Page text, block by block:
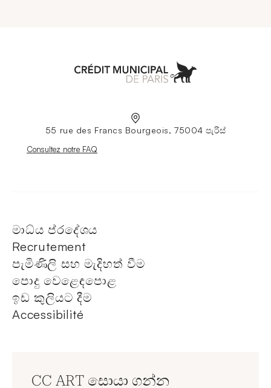
55 rue des Francs Bourgeois, 75004 පැරිස්
Nouvelle fenêtre
Consultez notre FAQ
මාධ්ය ප්රදේශය
Recrutement
පැමිණිලි සහ මැදිහත් වීම
පොදු වෙළෙඳපොළ
ඉඩ කුලියට දීම
Accessibilité
CC ART සොයා ගන්න